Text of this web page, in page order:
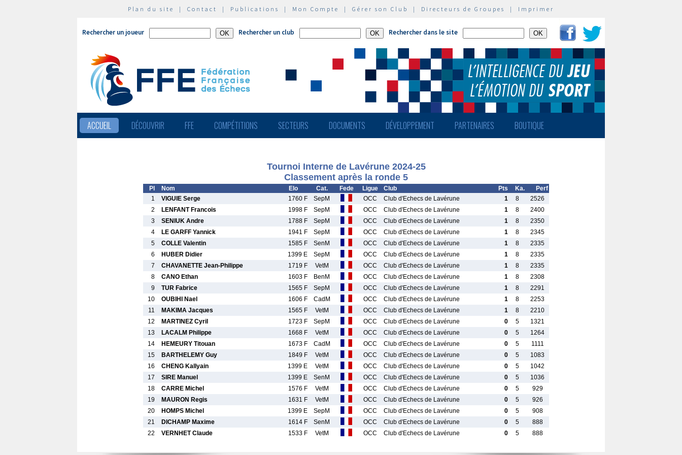
Plan du site | Contact | Publications | Mon Compte | Gérer son Club | Directeurs de Groupes | Imprimer
Rechercher un joueur Rechercher un club Rechercher dans le site
ACCUEIL DÉCOUVRIR FFE COMPÉTITIONS SECTEURS DOCUMENTS DÉVELOPPEMENT PARTENAIRES BOUTIQUE
Tournoi Interne de Lavérune 2024-25
Classement après la ronde 5
Pl Nom Elo Cat. Fede Ligue Club Pts Ka.
Perf
1
VIGUIE Serge 1760 F SepM OCC Club d'Echecs de Lavérune 1 8
2526
2
LENFANT Francois 1998 F SepM OCC Club d'Echecs de Lavérune 1 8
2400
3
SENIUK Andre 1788 F SepM OCC Club d'Echecs de Lavérune 1 8
2350
4
LE GARFF Yannick 1941 F SepM OCC Club d'Echecs de Lavérune 1 8
2345
5
COLLE Valentin 1585 F SenM OCC Club d'Echecs de Lavérune 1 8
2335
6
HUBER Didier 1399 E SepM OCC Club d'Echecs de Lavérune 1 8
2335
7
CHAVANETTE Jean-Philippe 1719 F VetM OCC Club d'Echecs de Lavérune 1 8
2335
8
CANO Ethan 1603 F BenM OCC Club d'Echecs de Lavérune 1 8
2308
9
TUR Fabrice 1565 F SepM OCC Club d'Echecs de Lavérune 1 8
2291
10
OUBIHI Nael 1606 F CadM OCC Club d'Echecs de Lavérune 1 8
2253
11
MAKIMA Jacques 1565 F VetM OCC Club d'Echecs de Lavérune 1 8
2210
12
MARTINEZ Cyril 1723 F SepM OCC Club d'Echecs de Lavérune 0 5
1321
13
LACALM Philippe 1668 F VetM OCC Club d'Echecs de Lavérune 0 5
1264
14
HEMEURY Titouan 1673 F CadM OCC Club d'Echecs de Lavérune 0 5
1111
15
BARTHELEMY Guy 1849 F VetM OCC Club d'Echecs de Lavérune 0 5
1083
16
CHENG Kallyain 1399 E VetM OCC Club d'Echecs de Lavérune 0 5
1042
17
SIRE Manuel 1399 E SenM OCC Club d'Echecs de Lavérune 0 5
1036
18
CARRE Michel 1576 F VetM OCC Club d'Echecs de Lavérune 0 5
929
19
MAURON Regis 1631 F VetM OCC Club d'Echecs de Lavérune 0 5
926
20
HOMPS Michel 1399 E SepM OCC Club d'Echecs de Lavérune 0 5
908
21
DICHAMP Maxime 1614 F SenM OCC Club d'Echecs de Lavérune 0 5
888
22
VERNHET Claude 1533 F VetM OCC Club d'Echecs de Lavérune 0 5 888